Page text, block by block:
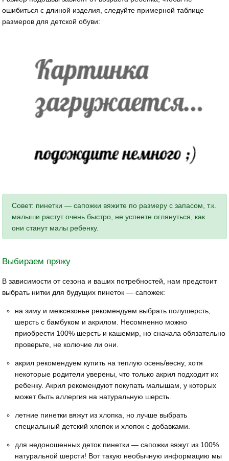
ошибиться с длиной изделия, следуйте примерной таблице
размеров для детской обуви:
Совет: пинетки — сапожки вяжите по размеру с запасом, т.к.
малыши растут очень быстро, не успеете оглянуться, как
они станут малы ребенку.
Выбираем пряжу
В зависимости от сезона и ваших потребностей, нам предстоит
выбрать нитки для будущих пинеток — сапожек:
на зиму и межсезонье рекомендуем выбрать полушерсть,
шерсть с бамбуком и акрилом. Несомненно можно
приобрести 100% шерсть и кашемир, но сначала обязательно
проверьте, не колючие ли они.
акрил рекомендуем купить на теплую осень/весну, хотя
некоторые родители уверены, что только акрил подходит их
ребенку. Акрил рекомендуют покупать малышам, у которых
может быть аллергия на натуральную шерсть.
летние пинетки вяжут из хлопка, но лучше выбрать
специальный детский хлопок и хлопок с добавками.
для недоношенных деток пинетки — сапожки вяжут из 100%
натуральной шерсти! Вот такую необычную информацию мы